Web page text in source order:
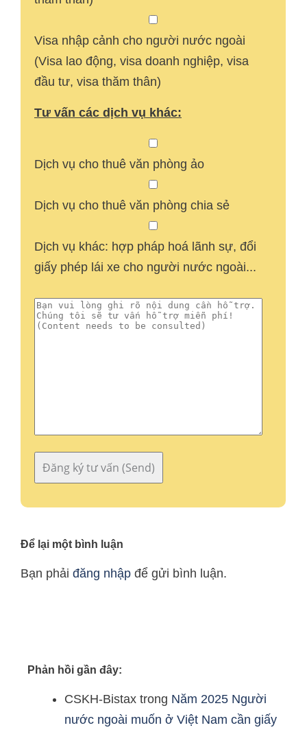
Visa nhập cảnh cho người nước ngoài
(Visa lao động, visa doanh nghiệp, visa
đầu tư, visa thăm thân)
Tư vấn các dịch vụ khác:
Dịch vụ cho thuê văn phòng ảo
Dịch vụ cho thuê văn phòng chia sẻ
Dịch vụ khác: hợp pháp hoá lãnh sự, đổi
giấy phép lái xe cho người nước ngoài...
Để lại một bình luận
Bạn phải đăng nhập để gửi bình luận.
Phản hồi gần đây:
CSKH-Bistax trong Năm 2025 Người
nước ngoài muốn ở Việt Nam cần giấy